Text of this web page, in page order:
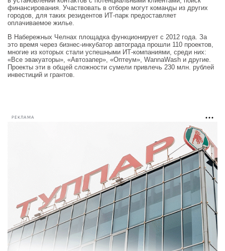
финансирования. Участвовать в отборе могут команды из других
городов, для таких резидентов ИТ-парк предоставляет
оплачиваемое жилье.
В Набережных Челнах площадка функционирует с 2012 года. За
это время через бизнес-инкубатор автограда прошли 110 проектов,
многие из которых стали успешными ИТ-компаниями, среди них:
«Все эвакуаторы», «Автозапер», «Оптеум», WannaWash и другие.
Проекты эти в общей сложности сумели привлечь 230 млн. рублей
инвестиций и грантов.
РЕКЛАМА